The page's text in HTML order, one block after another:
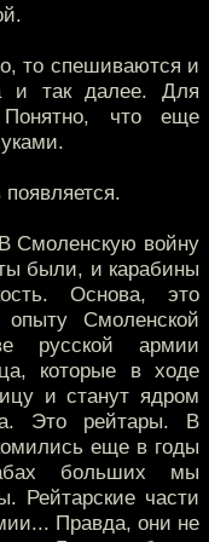
то спешиваются и
и так далее. Для
Понятно, что еще
Смоленскую войну
были, и карабины
Основа, это
Смоленской
русской армии
которые в ходе
и станут ядром
Это рейтары. В
еще в годы
больших мы
Рейтарские части
Правда, они не